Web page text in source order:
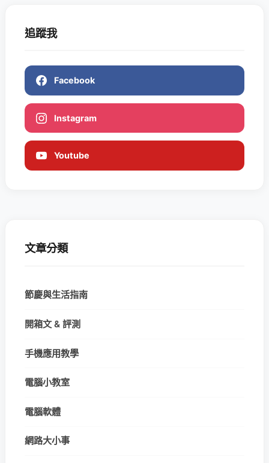
追蹤我
Facebook
Instagram
Youtube
文章分類
節慶與生活指南
開箱文 & 評測
手機應用教學
電腦小教室
電腦軟體
網路大小事